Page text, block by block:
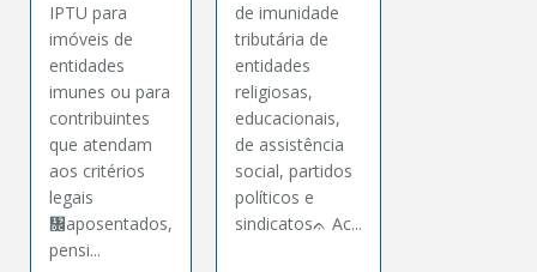
IPTU para
imóveis de
entidades
imunes ou para
contribuintes
que atendam
aos critérios
legais
᧜aposentados,
pensi...
de imunidade
tributária de
entidades
religiosas,
educacionais,
de assistência
social, partidos
políticos e
sindicatosᨊ Ac...